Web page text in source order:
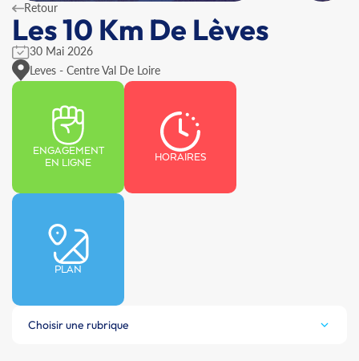
Retour
Les 10 Km De Lèves
30 Mai 2026
Leves - Centre Val De Loire
ENGAGEMENT
EN LIGNE
HORAIRES
PLAN
Choisir une rubrique